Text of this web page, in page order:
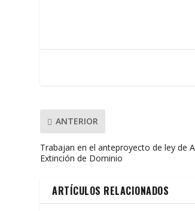
o A
ANTERIOR
Trabajan en el anteproyecto de ley de
Extinción de Dominio
ARTÍCULOS RELACIONADOS